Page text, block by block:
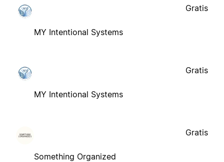
MY Intentional Systems
Gratis
MY Intentional Systems
Gratis
Something Organized
Gratis